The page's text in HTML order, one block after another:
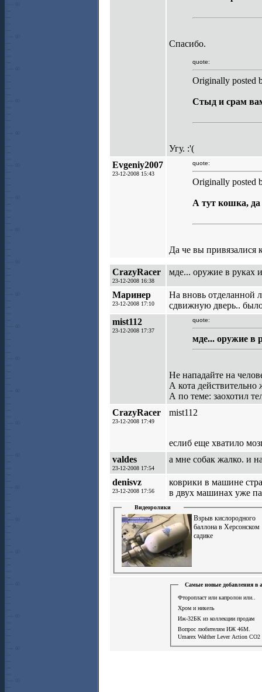
Спасибо.
quote:
Originally posted
Стыд и срам
Угу. :'(
Evgeniy2007
23-12-2008 15:43
quote:
Originally posted
А тут кошка, да
Да че вы
CrazyRacer
23-12-2008 16:38
мде... оружие в руках
Маринер
23-12-2008 17:10
На вновь отделанной
сдвижную дверь..
mist112
23-12-2008 17:37
quote:
мде... оружие в
Не нападайте на
А кота действительно
А по теме: заохотил
CrazyRacer
23-12-2008 17:49
mist112
еслиб еще хватило
valdes
23-12-2008 17:54
а мне собак жалко. и
denisvz
23-12-2008 17:56
коврики в машине
в двух машинах уже
Видеоролики
Взрыв кислородного
баллона в Херсонском
садике
Самые новые добавления в
Фторопласт или капролон или..
Хром и никель
Иж-32БК из коллекции продам
Вопрос любителям ИЖ 46М.
Umarex Walther Lever Action СО2